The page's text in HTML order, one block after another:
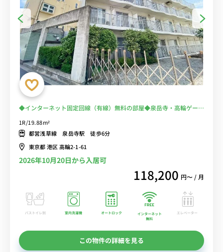
◆インターネット固定回線（有線）無料の部屋◆泉岳寺・高輪ゲート
分！
1R/19.88m²
都営浅草線 泉岳寺駅 徒歩6分
東京都 港区 高輪2-1-61
2026年10月20日から入居可
118,200 円〜 / 月
バストイレ別 室内洗濯機 オートロック
インターネット
無料
エレベーター
この物件の詳細を見る